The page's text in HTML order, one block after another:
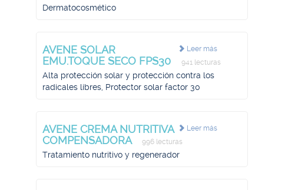
Dermatocosmético
Leer más
AVENE SOLAR
EMU.TOQUE SECO FPS30
941 lecturas
Alta protección solar y protección contra los
radicales libres, Protector solar factor 30
Leer más
AVENE CREMA NUTRITIVA
COMPENSADORA
996 lecturas
Tratamiento nutritivo y regenerador